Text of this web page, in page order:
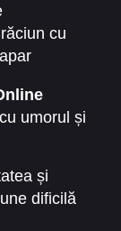
cu
umorul și
și
dificilă